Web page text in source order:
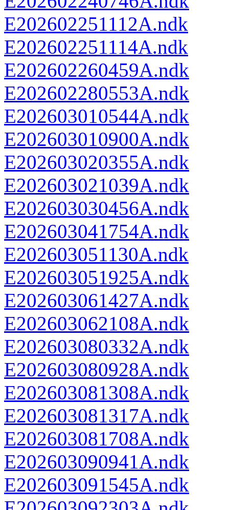
E202602251112A.ndk
E202602251114A.ndk
E202602260459A.ndk
E202602280553A.ndk
E202603010544A.ndk
E202603010900A.ndk
E202603020355A.ndk
E202603021039A.ndk
E202603030456A.ndk
E202603041754A.ndk
E202603051130A.ndk
E202603051925A.ndk
E202603061427A.ndk
E202603062108A.ndk
E202603080332A.ndk
E202603080928A.ndk
E202603081308A.ndk
E202603081317A.ndk
E202603081708A.ndk
E202603090941A.ndk
E202603091545A.ndk